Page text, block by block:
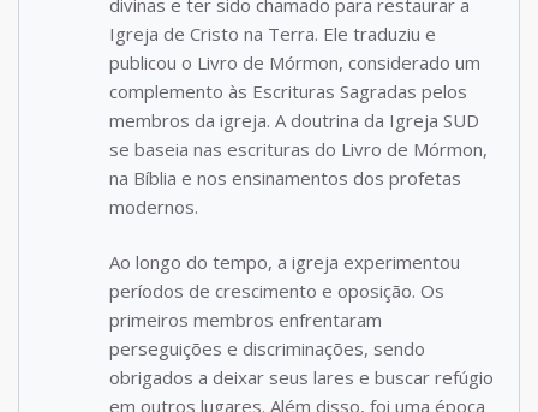
Igreja de Cristo na Terra. Ele traduziu e
publicou o Livro de Mórmon, considerado um
complemento às Escrituras Sagradas pelos
membros da igreja. A doutrina da Igreja SUD
se baseia nas escrituras do Livro de Mórmon,
na Bíblia e nos ensinamentos dos profetas
modernos.
Ao longo do tempo, a igreja experimentou
períodos de crescimento e oposição. Os
primeiros membros enfrentaram
perseguições e discriminações, sendo
obrigados a deixar seus lares e buscar refúgio
em outros lugares. Além disso, foi uma época